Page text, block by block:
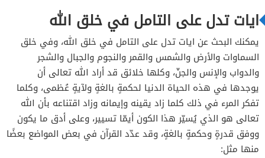
ايات تدل على التامل في خلق الله
يمكنك البحث عن ايات تدل على التامل في خلق الله، وفي خلق
السماوات والأرض والشمس والقمر والنجوم والجبال والشجر
والدواب والإنس والجنّ، وكلها خلائق قد أراد الله تعالى أن
يوجدها في هذه الحياة الدنيا لحكمةٍ بالغةٍ ولآيةٍ عُظمى، وكلما
تفكر المرء في ذلك كلما زاد يقينه وإيمانه وزاد اقتناعه بأن الله
تعالى هو الذي يُسيّر هذا الكون أيمّا تسيير، وعلى أدق ما يكون
ووفق قدرةٍ وحكمةٍ بالغةٍ، وقد عدّد القرآن في بعض المواضع بعضًا
منها مثل: